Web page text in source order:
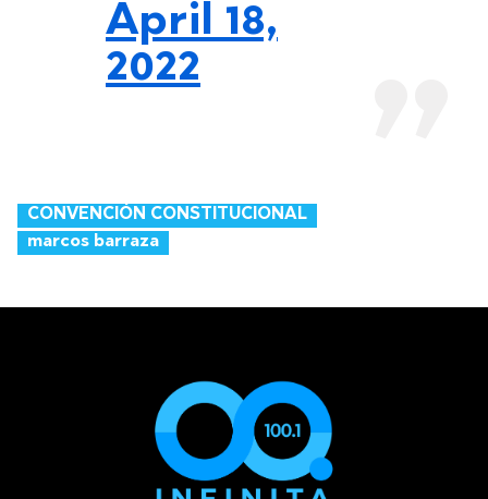
April 18,
2022
CONVENCIÓN CONSTITUCIONAL
marcos barraza